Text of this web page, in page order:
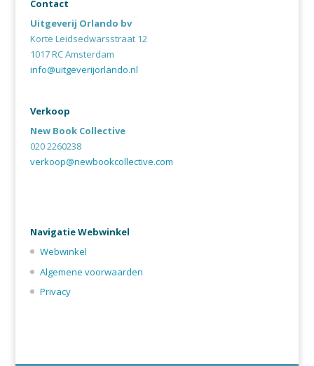
Contact
Uitgeverij Orlando bv
Korte Leidsedwarsstraat 12
1017 RC Amsterdam
info@uitgeverijorlando.nl
Verkoop
New Book Collective
020 2260238
verkoop@newbookcollective.com
Navigatie Webwinkel
Webwinkel
Algemene voorwaarden
Privacy